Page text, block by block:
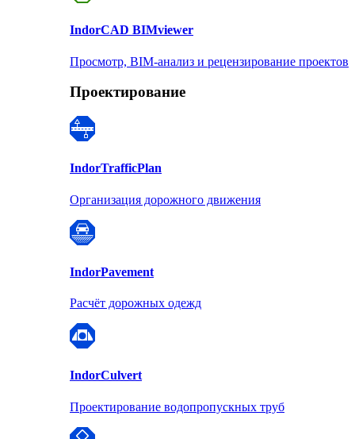
IndorCAD BIMviewer
Просмотр, BIM-анализ и рецензирование проектов
Проектирование
IndorTrafficPlan
Организация дорожного движения
IndorPavement
Расчёт дорожных одежд
IndorCulvert
Проектирование водопропускных труб